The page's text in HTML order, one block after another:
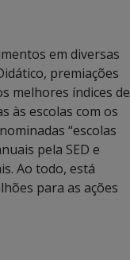
em diversas
premiações
melhores índices de
às escolas com os
“escolas
pela SED e
Ao todo, está
para as ações